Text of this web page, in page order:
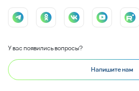
У вас появились вопросы?
Напишите нам